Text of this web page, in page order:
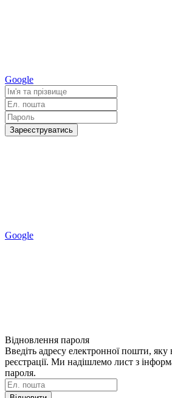
Google
Зареєструватись
Google
Відновлення пароля
Введіть адресу електронної пошти,
реєстрації. Ми надішлемо лист з
пароля.